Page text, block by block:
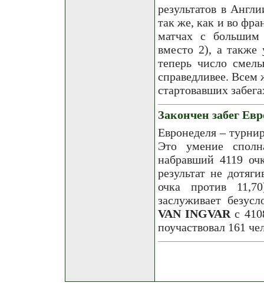
результатов в
так же, как и во
матчах с большим
вместо 2), а также
теперь число
справедливее.
стартовавших
Закончен забег
Евронеделя –
Это умение
набравший 4119
результат не
очка против
заслуживает
VAN INGVAR с
поучаствовал 161